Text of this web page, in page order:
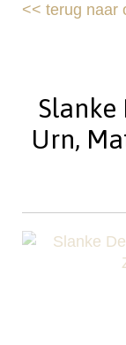
<<terug naar
Slanke
Urn,